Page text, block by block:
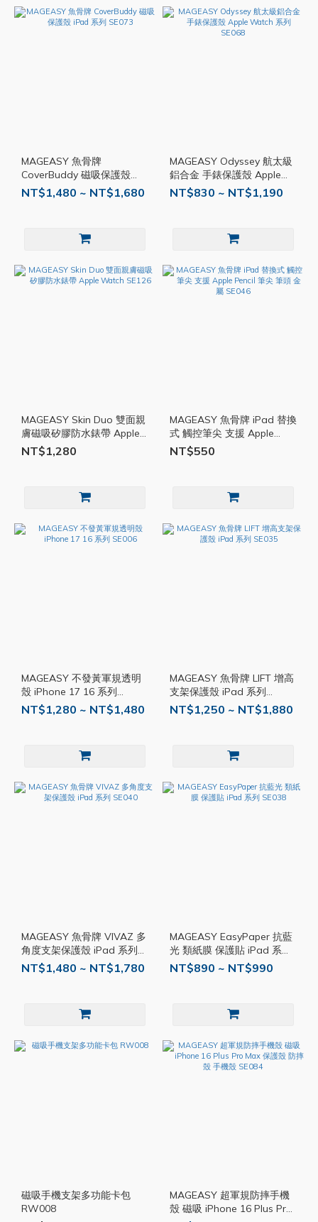
MAGEASY 魚骨牌
CoverBuddy 磁吸保護殼
iPad 系列 SE073
NT$1,480 ~ NT$1,680
MAGEASY Odyssey 航太級
鋁合金 手錶保護殼 Apple
Watch 系列 SE068
NT$830 ~ NT$1,190
MAGEASY Skin Duo 雙面親
膚磁吸矽膠防水錶帶 Apple
Watch SE126
NT$1,280
MAGEASY 魚骨牌 iPad 替換
式 觸控筆尖 支援 Apple
Pencil 筆尖 筆頭 金屬 SE046
NT$550
MAGEASY 不發黃軍規透明
殼 iPhone 17 16 系列
SE006
NT$1,280 ~ NT$1,480
MAGEASY 魚骨牌 LIFT 增高
支架保護殼 iPad 系列
SE035
NT$1,250 ~ NT$1,880
MAGEASY 魚骨牌 VIVAZ 多
角度支架保護殼 iPad 系列
SE040
NT$1,480 ~ NT$1,780
MAGEASY EasyPaper 抗藍
光 類紙膜 保護貼 iPad 系列
SE038
NT$890 ~ NT$990
磁吸手機支架多功能卡包
RW008
MAGEASY 超軍規防摔手機
殼 磁吸 iPhone 16 Plus Pro